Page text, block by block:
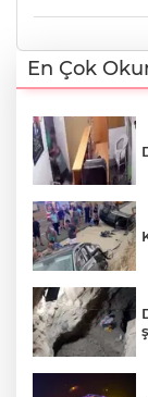
En Çok